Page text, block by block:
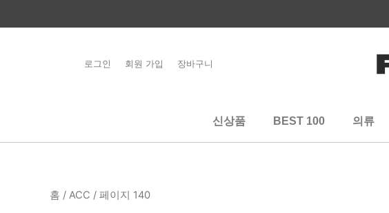
텐
로그인 회원 가입 장바구니
신상품 BEST 100 의류
홈 / ACC / 페이지 140